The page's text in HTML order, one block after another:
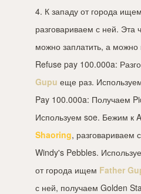
4. К западу от города ищем
разговариваем с ней. Эта
можно заплатить, а можно
Refuse pay 100.000a:
Gupu еще раз.
Pay 100.000a: Получаем
Используем soe. Бежим к
Shaoring, разговариваем
Windy's Pebbles.
от города ищем Father
с ней, получаем Golden